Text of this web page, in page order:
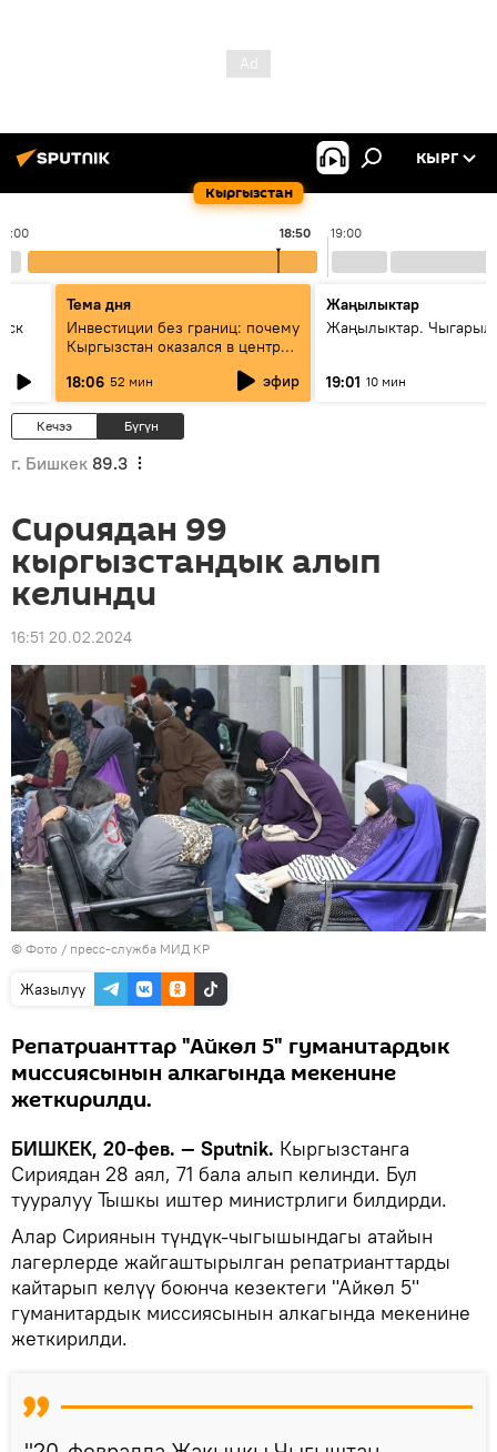
Кыргызстан
КЫРГ
19:00
18:50
Тема дня
Инвестиции без границ: почему
Кыргызстан оказался в центре
18:06 52 мин эфир
Жаңылыктар
Жаңылыктар.
19:01 10 мин
Кечээ Бүгүн
г. Бишкек 89.3
Сириядан 99
кыргызстандык алып
келинди
16:51 20.02.2024
© Фото / пресс-служба МИД КР
Жазылуу
Репатрианттар "Айкөл 5" гуманитардык
миссиясынын алкагында мекенине
жеткирилди.
БИШКЕК, 20-фев. — Sputnik. Кыргызстанга
Сириядан 28 аял, 71 бала алып келинди. Бул
тууралуу Тышкы иштер министрлиги билдирди.
Алар Сириянын түндүк-чыгышындагы атайын
лагерлерде жайгаштырылган репатрианттарды
кайтарып келүү боюнча кезектеги "Айкөл 5"
гуманитардык миссиясынын алкагында мекенине
жеткирилди.